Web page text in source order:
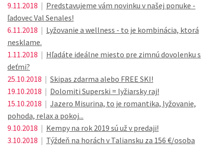
9.11.2018 | Predstavujeme vám novinku v našej ponuke -
ľadovec Val Senales!
6.11.2018 | Lyžovanie a wellness - to je kombinácia, ktorá
nesklame.
1.11.2018 | Hľadáte ideálne miesto pre zimnú dovolenku s
deťmi?
25.10.2018 | Skipas zdarma alebo FREE SKI!
19.10.2018 | Dolomiti Superski = lyžiarsky raj!
15.10.2018 | Jazero Misurina, to je romantika, lyžovanie,
pohoda, relax a pokoj...
9.10.2018 | Kempy na rok 2019 sú už v predaji!
3.10.2018 | Týždeň na horách v Taliansku za 156 €/osoba